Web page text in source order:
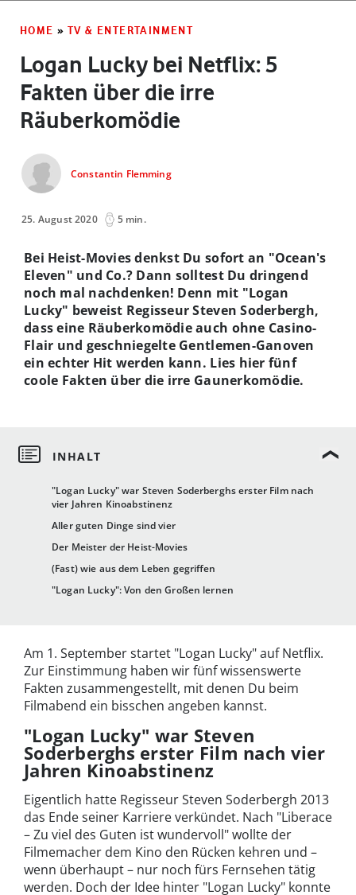
HOME » TV & ENTERTAINMENT
Logan Lucky bei Netflix: 5
Fakten über die irre
Räuberkomödie
Constantin Flemming
25. August 2020 5 min.
"Logan Lucky" war Steven Soderberghs erster Film nach
vier Jahren Kinoabstinenz
Aller guten Dinge sind vier
Der Meister der Heist-Movies
(Fast) wie aus dem Leben gegriffen
"Logan Lucky": Von den Großen lernen
Bei Heist-Movies denkst Du sofort an "Ocean's
Eleven" und Co.? Dann solltest Du dringend
noch mal nachdenken! Denn mit "Logan
Lucky" beweist Regisseur Steven Soderbergh,
dass eine Räuberkomödie auch ohne Casino-
Flair und geschniegelte Gentlemen-Ganoven
ein echter Hit werden kann. Lies hier fünf
coole Fakten über die irre Gaunerkomödie.
Am 1. September startet "Logan Lucky" auf Netflix.
Zur Einstimmung haben wir fünf wissenswerte
Fakten zusammengestellt, mit denen Du beim
Filmabend ein bisschen angeben kannst.
"Logan Lucky" war Steven
Soderberghs erster Film nach vier
Jahren Kinoabstinenz
Eigentlich hatte Regisseur Steven Soderbergh 2013
das Ende seiner Karriere verkündet. Nach "Liberace
– Zu viel des Guten ist wundervoll" wollte der
Filmemacher dem Kino den Rücken kehren und –
wenn überhaupt – nur noch fürs Fernsehen tätig
werden. Doch der Idee hinter "Logan Lucky" konnte